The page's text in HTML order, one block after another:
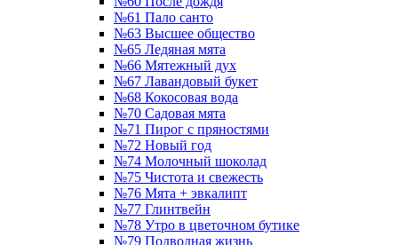
№61 Пало санто
№63 Высшее общество
№65 Ледяная мята
№66 Мятежный дух
№67 Лавандовый букет
№68 Кокосовая вода
№70 Садовая мята
№71 Пирог с пряностями
№72 Новый год
№74 Молочный шоколад
№75 Чистота и свежесть
№76 Мята + эвкалипт
№77 Глинтвейн
№78 Утро в цветочном бутике
№79 Подводная жизнь